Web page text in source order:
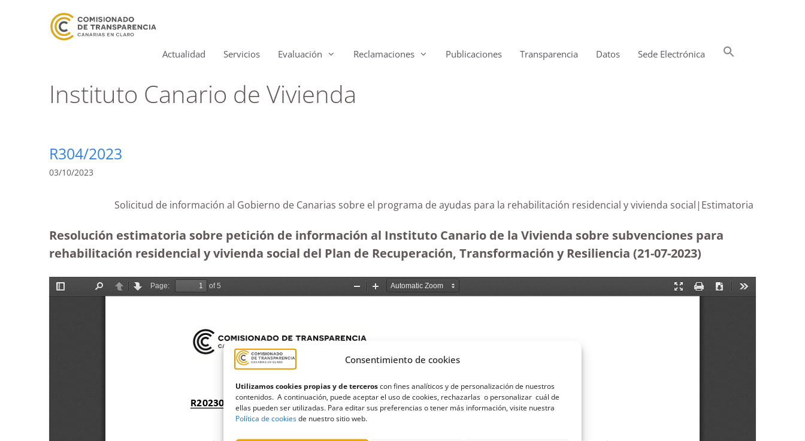
Consentimiento de cookies
Utilizamos cookies propias y de terceroscon fines analíticos y de personalización de nuestros
contenidos. A continuación, puede aceptar el uso de cookies, rechazarlas o personalizar cuál de
ellas pueden ser utilizadas. Para editar sus preferencias o tener más información, visite nuestra
Política de cookiesde nuestro sitio web.
Actualidad Servicios Evaluación Reclamaciones Publicaciones Transparencia Datos Sede Electrónica
Instituto Canario de Vivienda
R304/2023
03/10/2023
Solicitud de información al Gobierno de Canarias sobre el programa de ayudas para la rehabilitación residencial y vivienda social|Estimatoria
Resolución estimatoria sobre petición de información al Instituto Canario de la Vivienda sobre subvenciones para
rehabilitación residencial y vivienda social del Plan de Recuperación, Transformación y Resiliencia (21-07-2023)